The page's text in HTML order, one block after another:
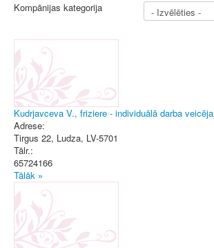
Kompānijas kategorija
Kudrjavceva V., friziere - individuālā darba veicēja
Adrese:
Tirgus 22, Ludza, LV-5701
Tālr.:
65724166
Tālāk »